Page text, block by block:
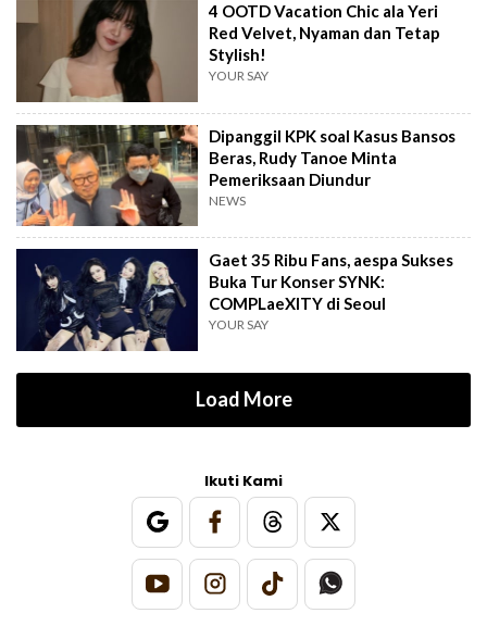
4 OOTD Vacation Chic ala Yeri
Red Velvet, Nyaman dan Tetap
Stylish!
YOUR SAY
Dipanggil KPK soal Kasus Bansos
Beras, Rudy Tanoe Minta
Pemeriksaan Diundur
NEWS
Gaet 35 Ribu Fans, aespa Sukses
Buka Tur Konser SYNK:
COMPLaeXITY di Seoul
YOUR SAY
Load More
Ikuti Kami